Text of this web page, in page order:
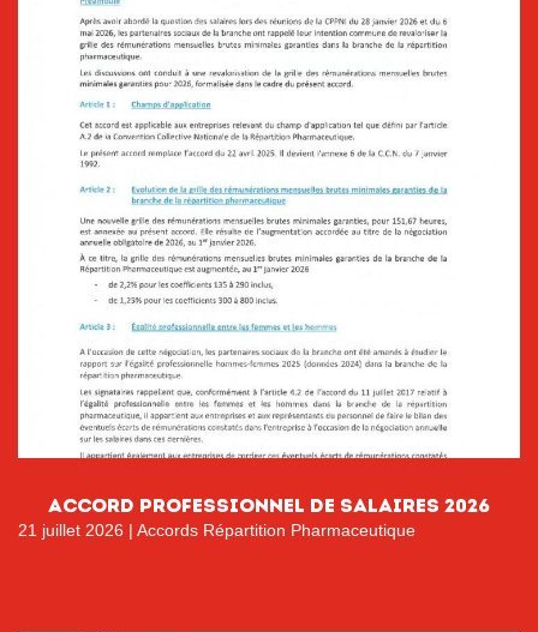
ACCORD PROFESSIONNEL DE SALAIRES 2026
21 juillet 2026 | Accords Répartition Pharmaceutique